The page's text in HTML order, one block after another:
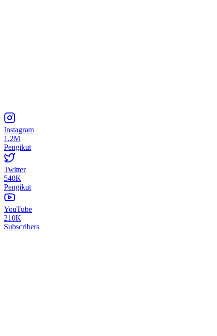
Instagram
1.2M
Pengikut
Twitter
540K
Pengikut
YouTube
210K
Subscribers